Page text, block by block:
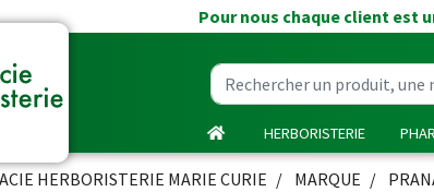
Pour nous chaque client est
HERBORISTERIE
HERBORISTERIE MARIE CURIE MARQUE